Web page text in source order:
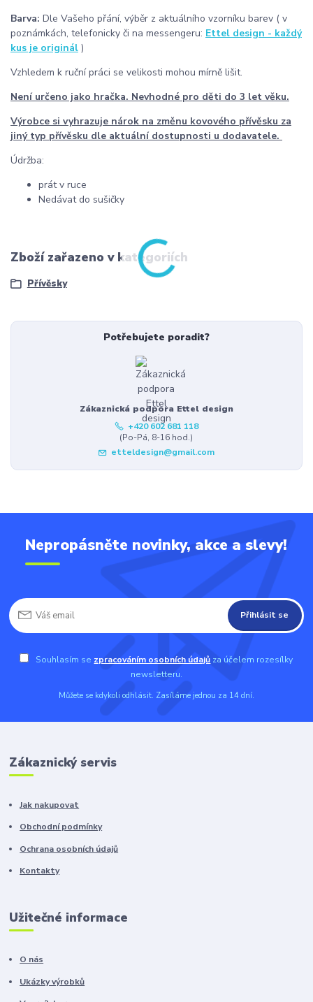
Barva: Dle Vašeho přání, výběr z aktuálního vzorníku barev ( v
poznámkách, telefonicky či na messengeru: Ettel design - každý
kus je originál )
Vzhledem k ruční práci se velikosti mohou mírně lišit.
Není určeno jako hračka. Nevhodné pro děti do 3 let věku.
Výrobce si vyhrazuje nárok na změnu kovového přívěsku za
jiný typ přívěsku dle aktuální dostupnosti u dodavatele.
Údržba:
prát v ruce
Nedávat do sušičky
Zboží zařazeno v kategoriích
Přívěsky
Potřebujete poradit?
Zákaznická podpora Ettel design
+420 602 681 118
(Po-Pá, 8-16 hod.)
etteldesign@gmail.com
Nepropásněte novinky, akce a slevy!
Přihlásit se
Souhlasím se zpracováním osobních údajů za účelem rozesílky
newsletteru.
Můžete se kdykoli odhlásit. Zasíláme jednou za 14 dní.
Zákaznický servis
Jak nakupovat
Obchodní podmínky
Ochrana osobních údajů
Kontakty
Užitečné informace
O nás
Ukázky výrobků